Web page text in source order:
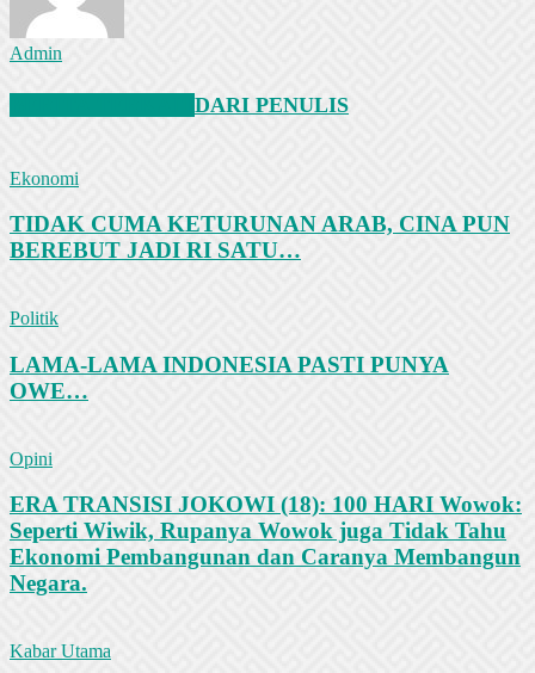
Admin
DARI PENULIS
Ekonomi
TIDAK CUMA KETURUNAN ARAB, CINA PUN
BEREBUT JADI RI SATU…
Politik
LAMA-LAMA INDONESIA PASTI PUNYA
OWE…
Opini
ERA TRANSISI JOKOWI (18): 100 HARI Wowok:
Seperti Wiwik, Rupanya Wowok juga Tidak Tahu
Ekonomi Pembangunan dan Caranya Membangun
Negara.
Kabar Utama